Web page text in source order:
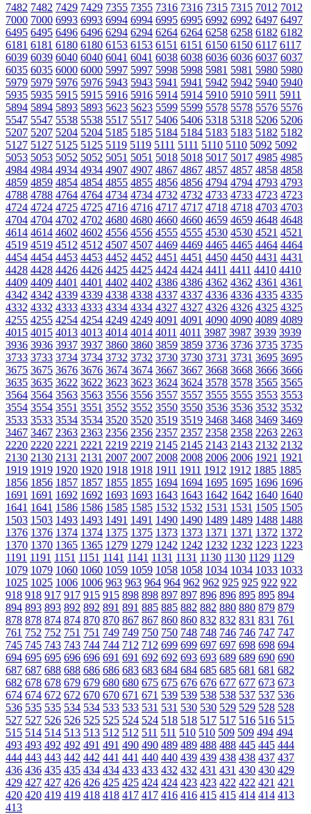
7482 7482 7429 7429 7355 7355 7316 7316 7315 7315 7012 7012
7000 7000 6993 6993 6994 6994 6995 6995 6992 6992 6497 6497
6495 6495 6496 6496 6294 6294 6264 6264 6258 6258 6182 6182
6181 6181 6180 6180 6153 6153 6151 6151 6150 6150 6117 6117
6039 6039 6040 6040 6041 6041 6038 6038 6036 6036 6037 6037
6035 6035 6000 6000 5997 5997 5998 5998 5981 5981 5980 5980
5979 5979 5976 5976 5943 5943 5941 5941 5942 5942 5940 5940
5935 5935 5915 5915 5916 5916 5914 5914 5910 5910 5911 5911
5894 5894 5893 5893 5623 5623 5599 5599 5578 5578 5576 5576
5547 5547 5538 5538 5517 5517 5406 5406 5318 5318 5206 5206
5207 5207 5204 5204 5185 5185 5184 5184 5183 5183 5182 5182
5127 5127 5125 5125 5119 5119 5111 5111 5110 5110 5092 5092
5053 5053 5052 5052 5051 5051 5018 5018 5017 5017 4985 4985
4984 4984 4934 4934 4907 4907 4867 4867 4857 4857 4858 4858
4859 4859 4854 4854 4855 4855 4856 4856 4794 4794 4793 4793
4788 4788 4764 4764 4734 4734 4732 4732 4733 4733 4723 4723
4724 4724 4725 4725 4716 4716 4717 4717 4718 4718 4703 4703
4704 4704 4702 4702 4680 4680 4660 4660 4659 4659 4648 4648
4614 4614 4602 4602 4556 4556 4555 4555 4530 4530 4521 4521
4519 4519 4512 4512 4507 4507 4469 4469 4465 4465 4464 4464
4454 4454 4453 4453 4452 4452 4451 4451 4450 4450 4431 4431
4428 4428 4426 4426 4425 4425 4424 4424 4411 4411 4410 4410
4409 4409 4401 4401 4402 4402 4386 4386 4362 4362 4361 4361
4342 4342 4339 4339 4338 4338 4337 4337 4336 4336 4335 4335
4332 4332 4333 4333 4334 4334 4327 4327 4326 4326 4325 4325
4255 4255 4254 4254 4249 4249 4091 4091 4090 4090 4089 4089
4015 4015 4013 4013 4014 4014 4011 4011 3987 3987 3939 3939
3936 3936 3937 3937 3860 3860 3859 3859 3736 3736 3735 3735
3733 3733 3734 3734 3732 3732 3730 3730 3731 3731 3695 3695
3675 3675 3676 3676 3674 3674 3667 3667 3668 3668 3666 3666
3635 3635 3622 3622 3623 3623 3624 3624 3578 3578 3565 3565
3564 3564 3563 3563 3556 3556 3557 3557 3555 3555 3553 3553
3554 3554 3551 3551 3552 3552 3550 3550 3536 3536 3532 3532
3533 3533 3534 3534 3520 3520 3519 3519 3468 3468 3469 3469
3467 3467 2363 2363 2356 2356 2357 2357 2358 2358 2263 2263
2220 2220 2221 2221 2219 2219 2145 2145 2143 2143 2132 2132
2130 2130 2131 2131 2007 2007 2008 2008 2006 2006 1921 1921
1919 1919 1920 1920 1918 1918 1911 1911 1912 1912 1885 1885
1856 1856 1857 1857 1855 1855 1694 1694 1695 1695 1696 1696
1691 1691 1692 1692 1693 1693 1643 1643 1642 1642 1640 1640
1641 1641 1586 1586 1585 1585 1532 1532 1531 1531 1505 1505
1503 1503 1493 1493 1491 1491 1490 1490 1489 1489 1488 1488
1376 1376 1374 1374 1375 1375 1373 1373 1371 1371 1372 1372
1370 1370 1365 1365 1279 1279 1242 1242 1232 1232 1223 1223
1191 1191 1151 1151 1141 1141 1131 1131 1130 1130 1129 1129
1079 1079 1060 1060 1059 1059 1058 1058 1034 1034 1033 1033
1025 1025 1006 1006 963 963 964 964 962 962 925 925 922 922
918 918 917 917 915 915 898 898 897 897 896 896 895 895 894
894 893 893 892 892 891 891 885 885 882 882 880 880 879 879
878 878 874 874 870 870 867 867 860 860 832 832 831 831 761
761 752 752 751 751 749 749 750 750 748 748 746 746 747 747
745 745 743 743 744 744 712 712 699 699 697 697 698 698 694
694 695 695 696 696 691 691 692 692 693 693 689 689 690 690
687 687 688 688 686 686 683 683 684 684 685 685 681 681 682
682 678 678 679 679 680 680 675 675 676 676 677 677 673 673
674 674 672 672 670 670 671 671 539 539 538 538 537 537 536
536 535 535 534 534 533 533 531 531 530 530 529 529 528 528
527 527 526 526 525 525 524 524 518 518 517 517 516 516 515
515 514 514 513 513 512 512 511 511 510 510 509 509 494 494
493 493 492 492 491 491 490 490 489 489 488 488 445 445 444
444 443 443 442 442 441 441 440 440 439 439 438 438 437 437
436 436 435 435 434 434 433 433 432 432 431 431 430 430 429
429 427 427 426 426 425 425 424 424 423 423 422 422 421 421
420 420 419 419 418 418 417 417 416 416 415 415 414 414 413
413